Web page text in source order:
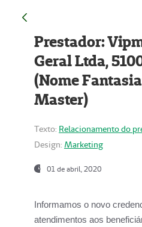
Prestador:
Geral Ltda,
(Nome
Master)
Texto: Relacionamento do
Design: Marketing
01 de abril, 2020
Informamos o novo
atendimentos aos